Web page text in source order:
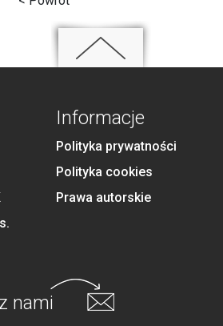
Informacje
Polityka prywatności
Polityka cookies
Prawa autorskie
z nami